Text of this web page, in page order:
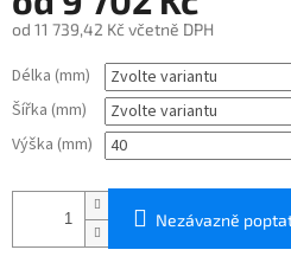
od 11 739,42 Kč včetně DPH
cena:
Délka (mm)
Šířka (mm)
Výška (mm)
Nezávazně